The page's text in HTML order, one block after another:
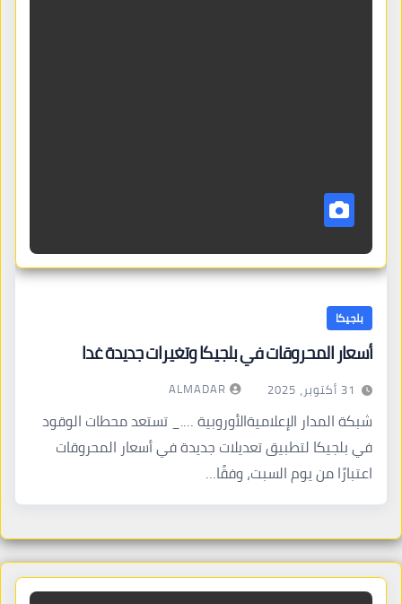
بلجيكا
أسعار المحروقات في بلجيكا وتغيرات جديدة غدا
31 أكتوبر، 2025 ALMADAR
شبكة المدار الإعلاميةالأوروبية …._ تستعد محطات الوقود
في بلجيكا لتطبيق تعديلات جديدة في أسعار المحروقات
اعتبارًا من يوم السبت، وفقًا…